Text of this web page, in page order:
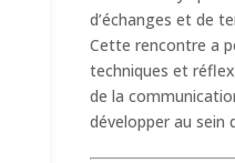
d’échanges et de
Cette rencontre a
techniques et
de la
développer au sein